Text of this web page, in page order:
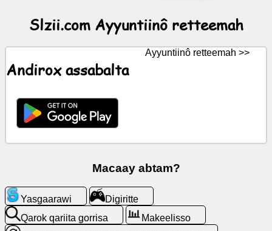
muucitte
WalalGPT
angaarawitte
Qarok
qariita
gorrisa
Slzii.com Ayyuntiinô retteemah
Andirox assabalta
Ayyuntiinô retteemah >>
Macaay abtam?
Yasgaarawi
Digiritte
Qarok qariita gorrisa
Makeelisso